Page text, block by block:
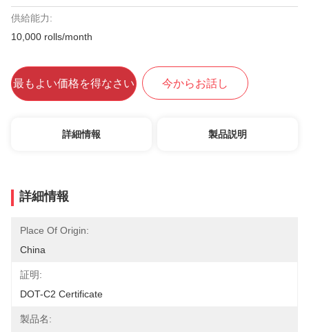
供給能力:
10,000 rolls/month
最もよい価格を得なさい 今からお話し
詳細情報 製品説明
詳細情報
Place Of Origin:
China
証明:
DOT-C2 Certificate
製品名: